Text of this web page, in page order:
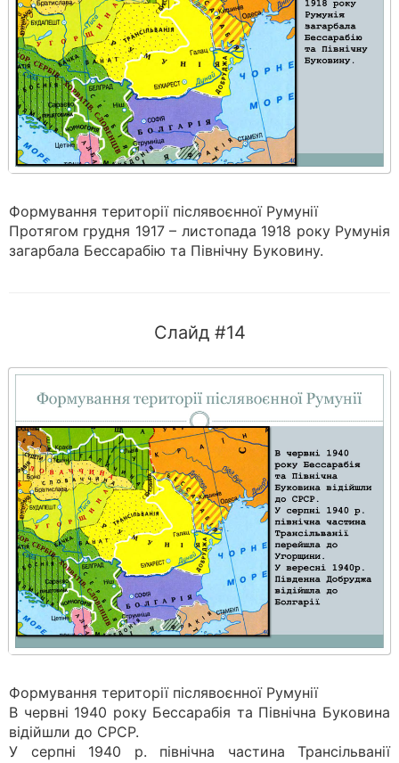
Формування території післявоєнної Румунії
Протягом грудня 1917 – листопада 1918 року Румунія
загарбала Бессарабію та Північну Буковину.
Слайд #14
Формування території післявоєнної Румунії
В червні 1940 року Бессарабія та Північна Буковина
відійшли до СРСР.
У серпні 1940 р. північна частина Трансільванії